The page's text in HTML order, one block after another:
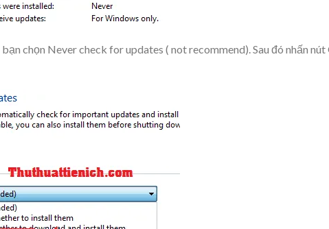
bạn chọn Never check for updates ( not recommend). Sau đó nhấn nút